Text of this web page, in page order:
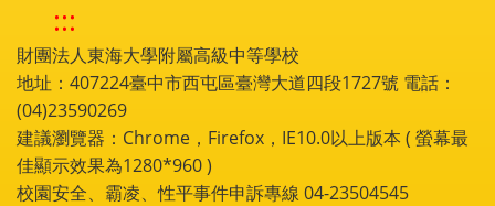
:::
財團法人東海大學附屬高級中等學校
地址：407224臺中市西屯區臺灣大道四段1727號 電話：
(04)23590269
建議瀏覽器：Chrome，Firefox，IE10.0以上版本 ( 螢幕最
佳顯示效果為1280*960 )
校園安全、霸凌、性平事件申訴專線 04-23504545